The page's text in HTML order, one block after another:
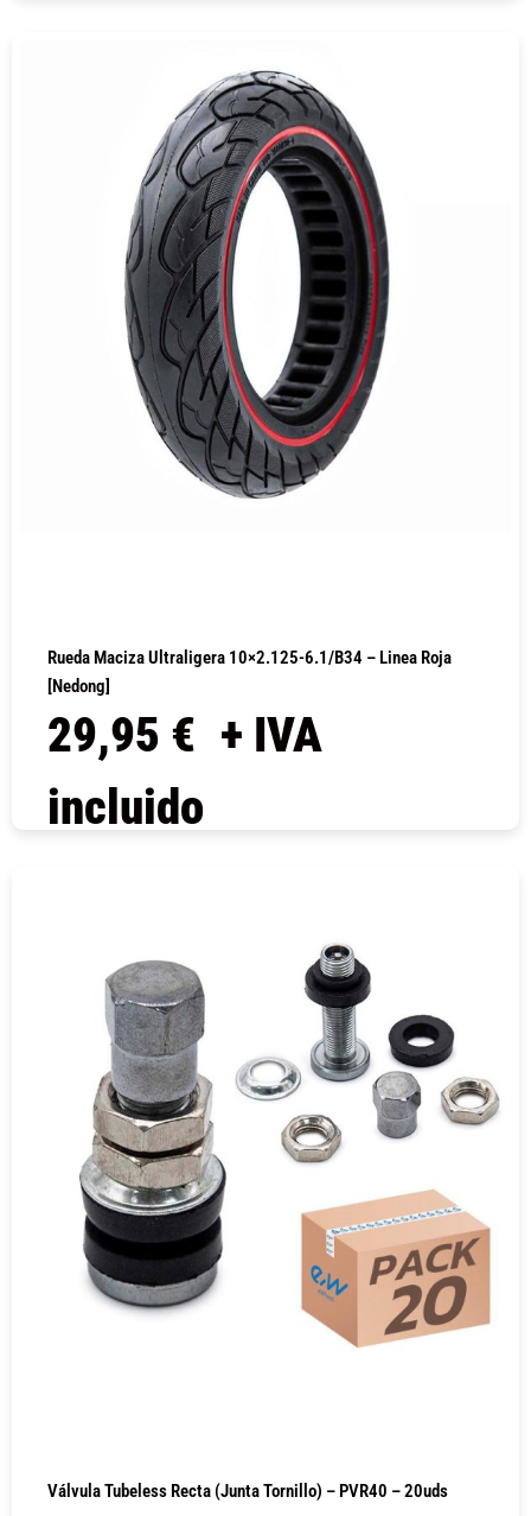
Rueda Maciza Ultraligera 10×2.125-6.1/B34 – Linea Roja
[Nedong]
29,95 € + IVA
incluido
Válvula Tubeless Recta (junta Tornillo) – PVR40 – 20uds